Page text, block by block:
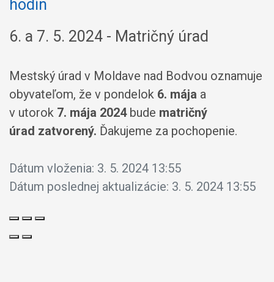
6. a 7. 5. 2024 - Matričný úrad
Mestský úrad v Moldave nad Bodvou oznamuje
obyvateľom, že v pondelok 6. mája a
v utorok 7. mája 2024bude matričný
úrad zatvorený. Ďakujeme za pochopenie.
Dátum vloženia: 3. 5. 2024 13:55
Dátum poslednej aktualizácie: 3. 5. 2024 13:55